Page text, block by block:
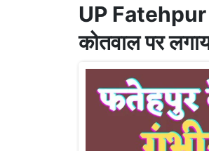
UP Fatehpur
कोतवाल पर